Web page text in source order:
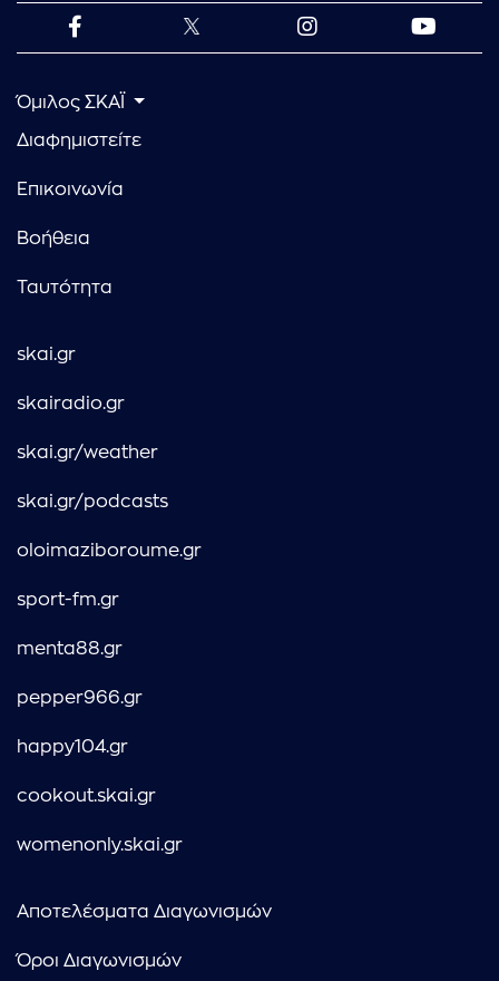
Όμιλος ΣΚΑΪ
Διαφημιστείτε
Επικοινωνία
Βοήθεια
Ταυτότητα
skai.gr
skairadio.gr
skai.gr/weather
skai.gr/podcasts
oloimaziboroume.gr
sport-fm.gr
menta88.gr
pepper966.gr
happy104.gr
cookout.skai.gr
womenonly.skai.gr
Αποτελέσματα Διαγωνισμών
Όροι Διαγωνισμών